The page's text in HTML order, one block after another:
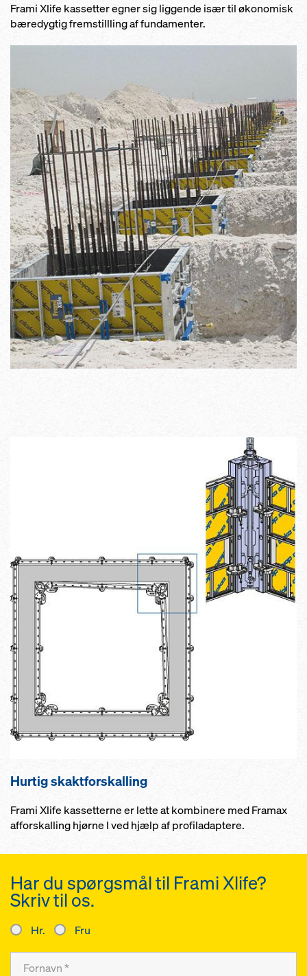
Frami Xlife kassetter egner sig liggende især til økonomisk
bæredygtig fremstillling af fundamenter.
Hurtig skaktforskalling
Frami Xlife kassetterne er lette at kombinere med Framax
afforskalling hjørne I ved hjælp af profiladaptere.
Har du spørgsmål til Frami Xlife?
Skriv til os.
Hr. Fru